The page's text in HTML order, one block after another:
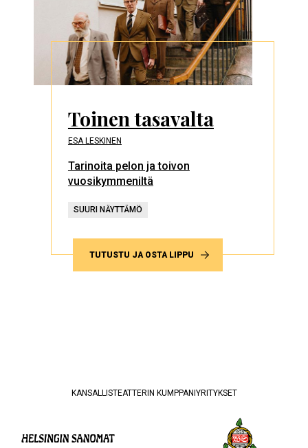
Toinen tasavalta
ESA LESKINEN
Tarinoita pelon ja toivon
vuosikymmeniltä
SUURI NÄYTTÄMÖ
TUTUSTU JA OSTA LIPPU
KANSALLISTEATTERIN KUMPPANIYRITYKSET